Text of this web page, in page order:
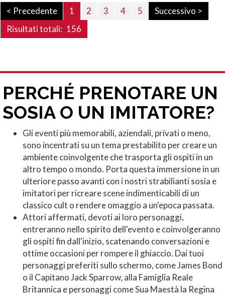
< Precedente 1 2 3 4 5
Successivo >
Risultati totali: 156
PERCHÉ PRENOTARE UN
SOSIA O UN IMITATORE?
Gli eventi più memorabili, aziendali, privati o meno,
sono incentrati su un tema prestabilito per creare un
ambiente coinvolgente che trasporta gli ospiti in un
altro tempo o mondo. Porta questa immersione in un
ulteriore passo avanti con i nostri strabilianti sosia e
imitatori per ricreare scene indimenticabili di un
classico cult o rendere omaggio a un'epoca passata.
Attori affermati, devoti ai loro personaggi,
entreranno nello spirito dell'evento e coinvolgeranno
gli ospiti fin dall'inizio, scatenando conversazioni e
ottime occasioni per rompere il ghiaccio. Dai tuoi
personaggi preferiti sullo schermo, come James Bond
o il Capitano Jack Sparrow, alla Famiglia Reale
Britannica e personaggi come Sua Maestà la Regina